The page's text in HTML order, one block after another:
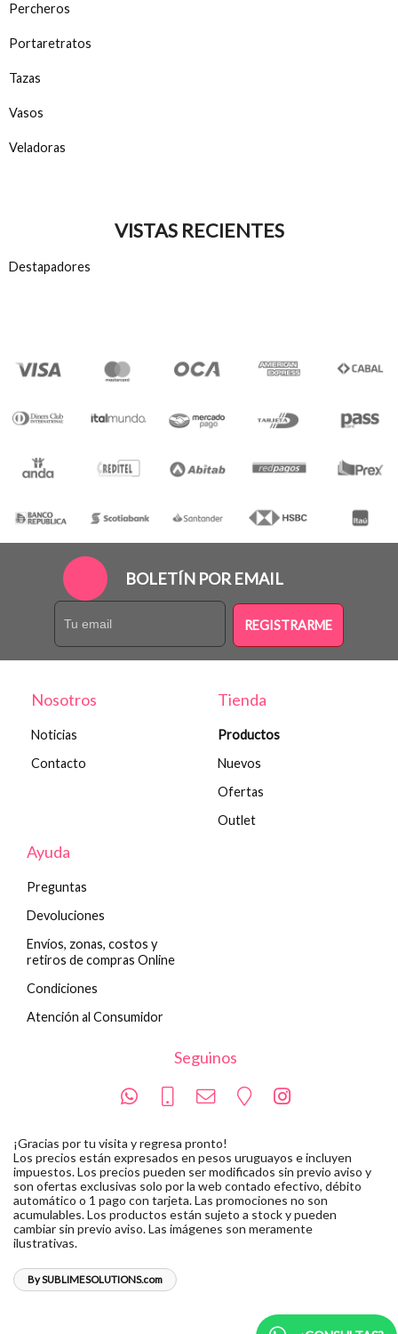
Percheros
Portaretratos
Tazas
Vasos
Veladoras
VISTAS RECIENTES
Destapadores
BOLETÍN POR EMAIL
REGISTRARME
Nosotros
Noticias
Contacto
Tienda
Productos
Nuevos
Ofertas
Outlet
Ayuda
Preguntas
Devoluciones
Envíos, zonas, costos y
retiros de compras Online
Condiciones
Atención al Consumidor
Seguinos
¡Gracias por tu visita y regresa pronto!
Los precios están expresados en pesos uruguayos e incluyen
impuestos. Los precios pueden ser modificados sin previo aviso y
son ofertas exclusivas solo por la web contado efectivo, débito
automático o 1 pago con tarjeta. Las promociones no son
acumulables. Los productos están sujeto a stock y pueden
cambiar sin previo aviso. Las imágenes son meramente
ilustrativas.
By SUBLIMESOLUTIONS.com